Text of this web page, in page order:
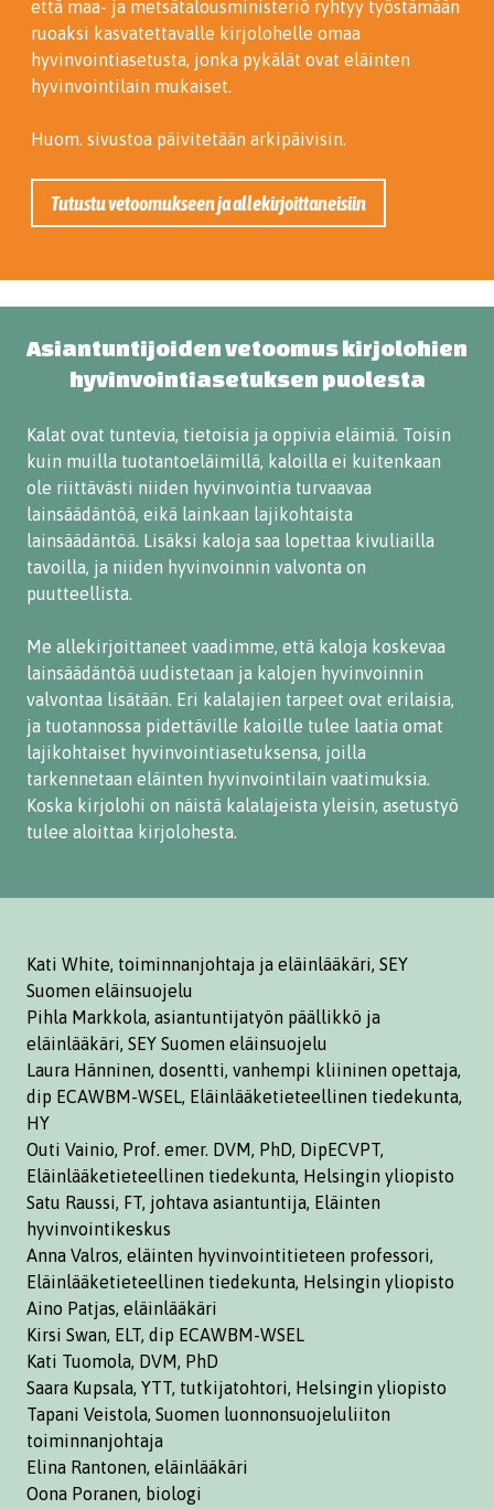
että maa- ja metsätalousministeriö ryhtyy työstämään
ruoaksi kasvatettavalle kirjolohelle omaa
hyvinvointiasetusta, jonka pykälät ovat eläinten
hyvinvointilain mukaiset.
Huom. sivustoa päivitetään arkipäivisin.
Tutustu vetoomukseen ja allekirjoittaneisiin
Asiantuntijoiden vetoomus kirjolohien
hyvinvointiasetuksen puolesta
Kalat ovat tuntevia, tietoisia ja oppivia eläimiä. Toisin
kuin muilla tuotantoeläimillä, kaloilla ei kuitenkaan
ole riittävästi niiden hyvinvointia turvaavaa
lainsäädäntöä, eikä lainkaan lajikohtaista
lainsäädäntöä. Lisäksi kaloja saa lopettaa kivuliailla
tavoilla, ja niiden hyvinvoinnin valvonta on
puutteellista.
Me allekirjoittaneet vaadimme, että kaloja koskevaa
lainsäädäntöä uudistetaan ja kalojen hyvinvoinnin
valvontaa lisätään. Eri kalalajien tarpeet ovat erilaisia,
ja tuotannossa pidettäville kaloille tulee laatia omat
lajikohtaiset hyvinvointiasetuksensa, joilla
tarkennetaan eläinten hyvinvointilain vaatimuksia.
Koska kirjolohi on näistä kalalajeista yleisin, asetustyö
tulee aloittaa kirjolohesta.
Kati White, toiminnanjohtaja ja eläinlääkäri, SEY
Suomen eläinsuojelu
Pihla Markkola, asiantuntijatyön päällikkö ja
eläinlääkäri, SEY Suomen eläinsuojelu
Laura Hänninen, dosentti, vanhempi kliininen opettaja,
dip ECAWBM-WSEL, Eläinlääketieteellinen tiedekunta,
HY
Outi Vainio, Prof. emer. DVM, PhD, DipECVPT,
Eläinlääketieteellinen tiedekunta, Helsingin yliopisto
Satu Raussi, FT, johtava asiantuntija, Eläinten
hyvinvointikeskus
Anna Valros, eläinten hyvinvointitieteen professori,
Eläinlääketieteellinen tiedekunta, Helsingin yliopisto
Aino Patjas, eläinlääkäri
Kirsi Swan, ELT, dip ECAWBM-WSEL
Kati Tuomola, DVM, PhD
Saara Kupsala, YTT, tutkijatohtori, Helsingin yliopisto
Tapani Veistola, Suomen luonnonsuojeluliiton
toiminnanjohtaja
Elina Rantonen, eläinlääkäri
Oona Poranen, biologi